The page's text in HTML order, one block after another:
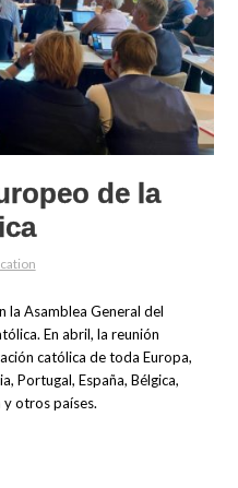
de la
la Asamblea General del
En abril, la reunión
católica de toda Europa,
Portugal, España, Bélgica,
y otros países.